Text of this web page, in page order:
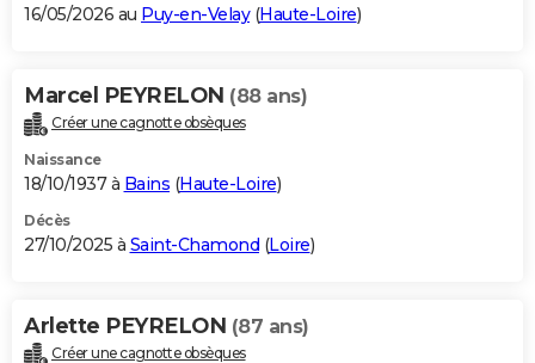
BONS PLANS
Carte de Noël
Carte Bonne année
Carte Saint-Valentin
Carte Pâques
Carte d'anniversaire
DICTIONNAIRE
Dictionnaire
Biographies
Citations
Expressions
Proverbes
PROGRAMME TV
S'inscrire
Se connecter
Lycées
Collèges
Primaires
Universités
Entreprises
Service militaire
Avis de recherche
AVIS DE DÉCÈS
Bricolage
Lifestyle
Culture
Sport
Auto
Television
Voyage
Cinema
16/05/2026 au Puy-en-Velay(Haute-Loire)
Marcel PEYRELON (88 ans)
Créer une cagnotte obsèques
Naissance
18/10/1937 à Bains (Haute-Loire)
Décès
27/10/2025 à Saint-Chamond (Loire)
Arlette PEYRELON (87 ans)
Créer une cagnotte obsèques